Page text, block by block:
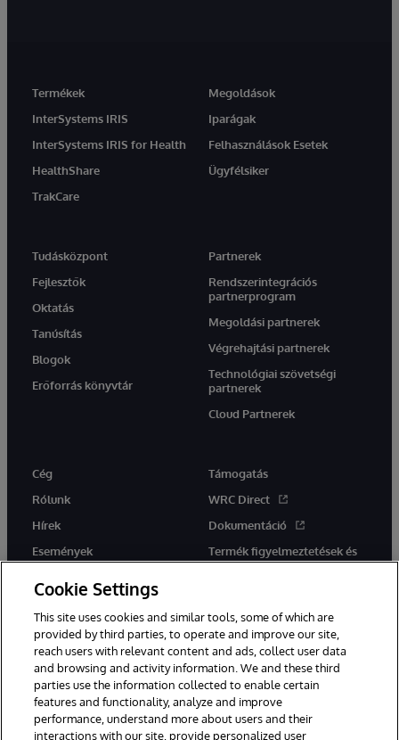
Termékek
InterSystems IRIS
InterSystems IRIS for Health
HealthShare
TrakCare
Megoldások
Iparágak
Felhasználások Esetek
Ügyfélsiker
Tudásközpont
Fejlesztők
Oktatás
Tanúsítás
Blogok
Erőforrás könyvtár
Partnerek
Rendszerintegrációs
partnerprogram
Megoldási partnerek
Végrehajtási partnerek
Technológiai szövetségi
partnerek
Cloud Partnerek
Cég
Rólunk
Hírek
Események
Támogatás
WRC Direct
Dokumentáció
Termék figyelmeztetések és
tanácsok
Ez a weboldal gépi fordítást használ. Bármilyen fordítási konfliktus
esetén az oldal angol nyelvű változata élvez elsőbbséget.
© 1996-2026 InterSystems Corporation, Boston, MA. Minden jog
fenntartva.
Cookie Settings
This site uses cookies and similar tools, some of which are
provided by third parties, to operate and improve our site,
reach users with relevant content and ads, collect user data
and browsing and activity information. We and these third
parties use the information collected to enable certain
features and functionality, analyze and improve
performance, understand more about users and their
interactions with our site, provide personalized user